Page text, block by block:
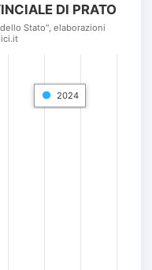
DI PRATO
Stato", elaborazioni
2024